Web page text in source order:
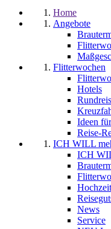
Home
Angebote
Flitterwochen
Hotels
Ideen
Reise-
ICH WILL
ICH
News
Service